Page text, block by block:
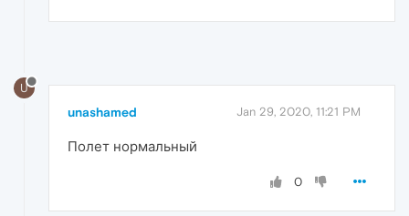
U
unashamed Jan 29, 2020, 11:21 PM
Полет нормальный
0